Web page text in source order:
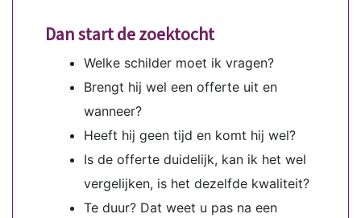
Dan start de zoektocht
Welke schilder moet ik vragen?
Brengt hij wel een offerte uit en
wanneer?
Heeft hij geen tijd en komt hij wel?
Is de offerte duidelijk, kan ik het wel
vergelijken, is het dezelfde kwaliteit?
Te duur? Dat weet u pas na een